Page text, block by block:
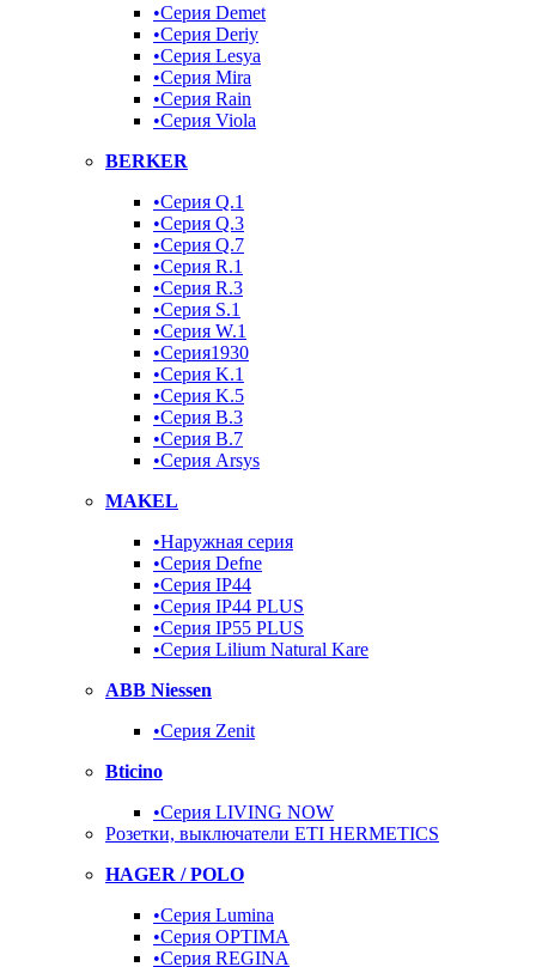
•Серия Demet
•Серия Deriy
•Серия Lesya
•Серия Mira
•Серия Rain
•Серия Viola
BERKER
•Серия Q.1
•Серия Q.3
•Серия Q.7
•Серия R.1
•Серия R.3
•Серия S.1
•Серия W.1
•Серия1930
•Серия K.1
•Серия K.5
•Серия B.3
•Серия B.7
•Серия Arsys
MAKEL
•Наружная серия
•Серия Defne
•Серия IP44
•Серия IP44 PLUS
•Серия IP55 PLUS
•Серия Lilium Natural Kare
ABB Niessen
•Серия Zenit
Bticino
•Серия LIVING NOW
Розетки, выключатели ETI HERMETICS
HAGER / POLO
•Серия Lumina
•Серия OPTIMA
•Серия REGINA